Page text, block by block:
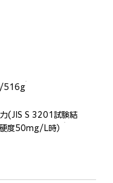
516g
(JIS S 3201試験結
度50mg/L時）